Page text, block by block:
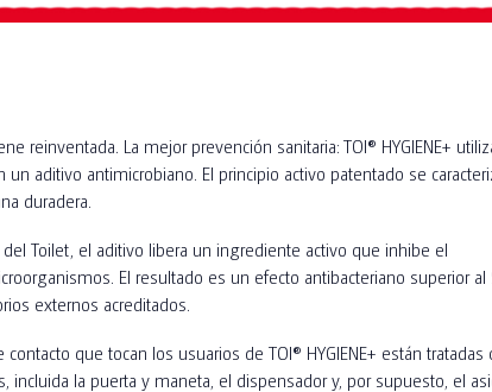
reinventada. La mejor prevención sanitaria: TOI® HYGIENE+
un aditivo antimicrobiano. El principio activo patentado se
duradera.
Toilet, el aditivo libera un ingrediente activo que inhibe el
El resultado es un efecto antibacteriano superior al
externos acreditados.
que tocan los usuarios de TOI® HYGIENE+ están tratadas
incluida la puerta y maneta, el dispensador y, por supuesto, el